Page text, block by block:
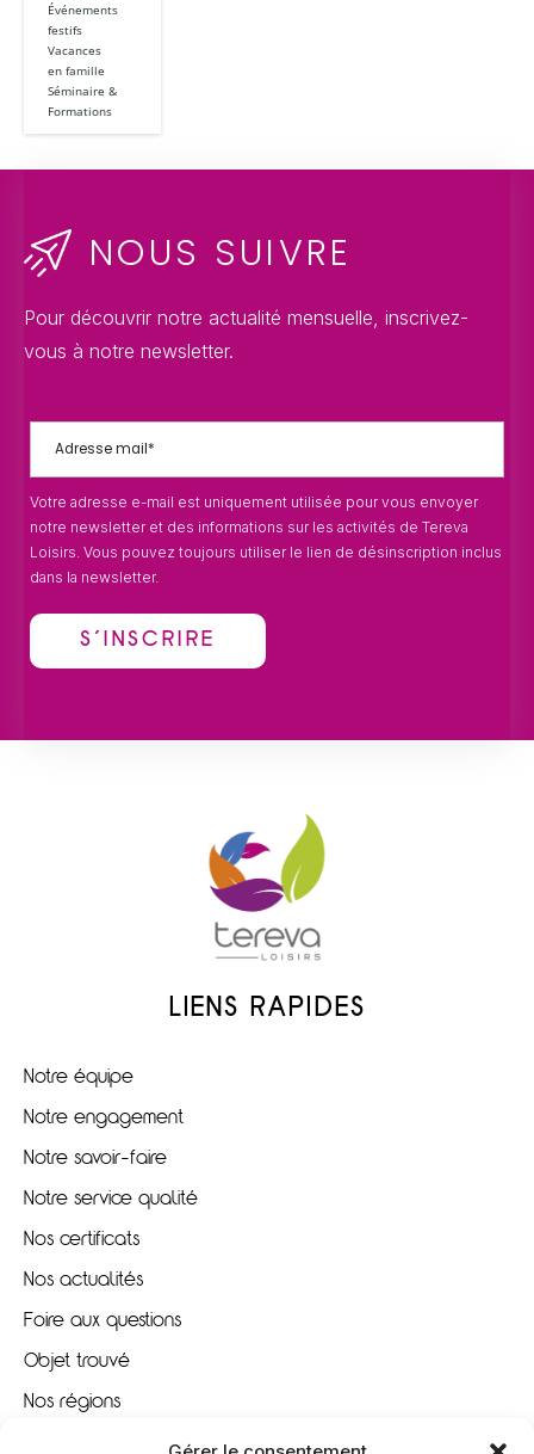
Événements
festifs
Vacances
en famille
Séminaire &
Formations
NOUS SUIVRE
Pour découvrir notre actualité mensuelle, inscrivez-
vous à notre newsletter.
Votre adresse e-mail est uniquement utilisée pour vous envoyer
notre newsletter et des informations sur les activités de Tereva
Loisirs. Vous pouvez toujours utiliser le lien de désinscription inclus
dans la newsletter.
LIENS RAPIDES
Notre équipe
Notre engagement
Notre savoir-faire
Notre service qualité
Nos certificats
Nos actualités
Foire aux questions
Objet trouvé
Nos régions